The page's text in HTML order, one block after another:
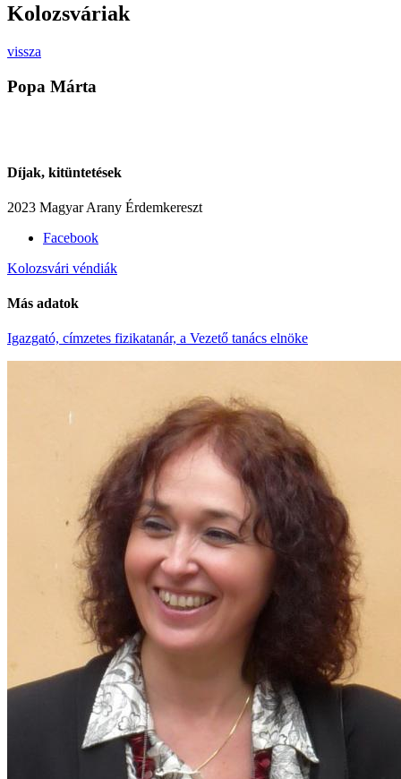
Kolozsváriak
vissza
Popa Márta
Díjak, kitüntetések
2023 Magyar Arany Érdemkereszt
Facebook
Kolozsvári véndiák
Más adatok
Igazgató, címzetes fizikatanár, a Vezető tanács elnöke